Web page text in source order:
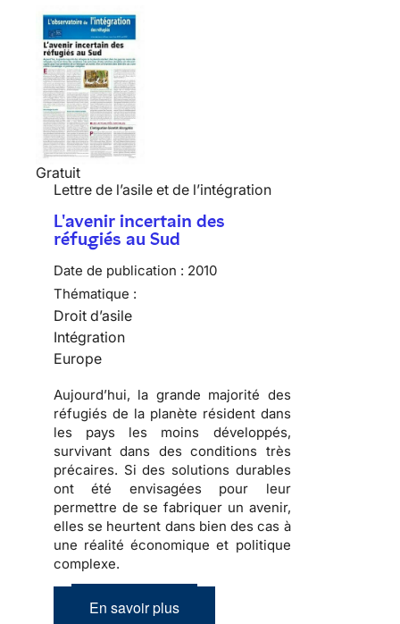
Gratuit
Lettre de l’asile et de l’intégration
L'avenir incertain des
réfugiés au Sud
Date de publication : 2010
Thématique :
Droit d’asile
Intégration
Europe
Aujourd’hui, la grande majorité des
réfugiés de la planète résident dans
les pays les moins développés,
survivant dans des conditions très
précaires. Si des solutions durables
ont été envisagées pour leur
permettre de se fabriquer un avenir,
elles se heurtent dans bien des cas à
une réalité économique et politique
complexe.
En savoir plus